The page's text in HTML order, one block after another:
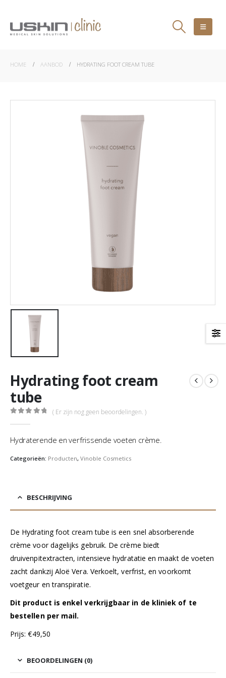
HOME AANBOD HYDRATING FOOT CREAM TUBE
Hydrating foot cream
tube
( Er zijn nog geen beoordelingen. )
Hydraterende en verfrissende voeten crème.
Categorieën: Producten, Vinoble Cosmetics
BESCHRIJVING
De Hydrating foot cream tube is een snel absorberende
crème voor dagelijks gebruik. De crème biedt
druivenpitextracten, intensieve hydratatie en maakt de voeten
zacht dankzij Aloë Vera. Verkoelt, verfrist, en voorkomt
voetgeur en transpiratie.
Dit product is enkel verkrijgbaar in de kliniek of te
bestellen per mail.
Prijs: €49,50
BEOORDELINGEN (0)